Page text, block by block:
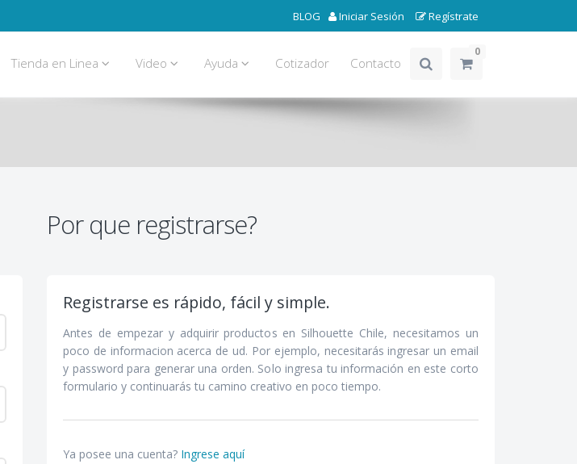
Iniciar Sesión Regístrate
BLOG
Tienda en Linea Video Ayuda Cotizador Contacto
0
Por que registrarse?
Registrarse es rápido, fácil y simple.
Antes de empezar y adquirir productos en Silhouette Chile, necesitamos un
poco de informacion acerca de ud. Por ejemplo, necesitarás ingresar un email
y password para generar una orden. Solo ingresa tu información en este corto
formulario y continuarás tu camino creativo en poco tiempo.
Ya posee una cuenta? Ingrese aquí